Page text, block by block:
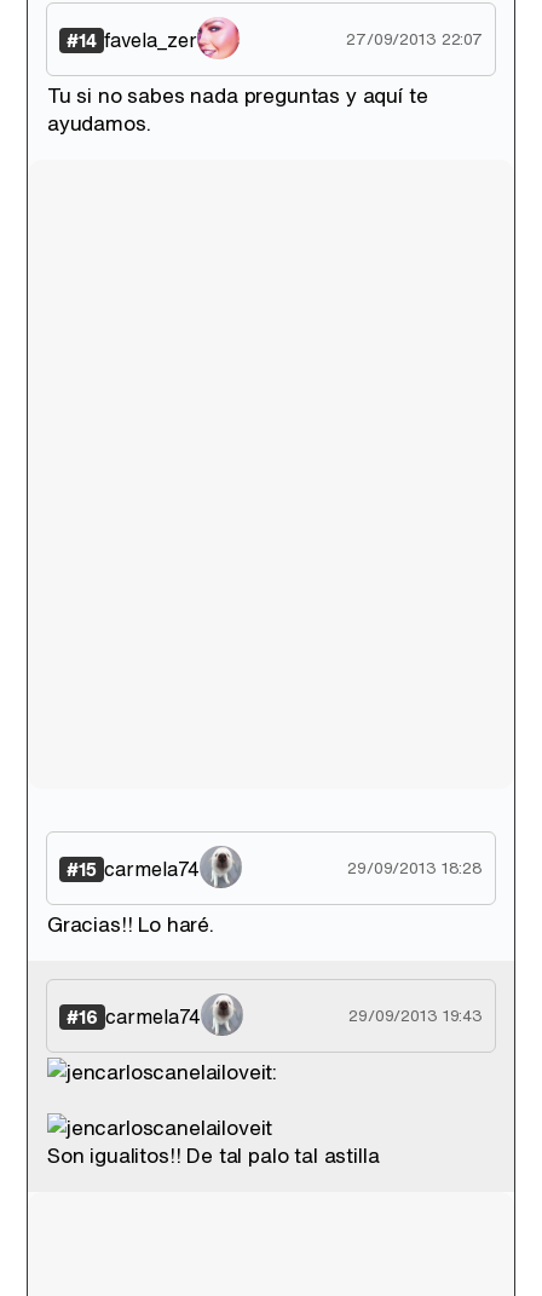
#14 favela_zer 27/09/2013 22:07
Tu si no sabes nada preguntas y aquí te
ayudamos.
#15 carmela74 29/09/2013 18:28
Gracias!! Lo haré.
#16 carmela74 29/09/2013 19:43
:
Son igualitos!! De tal palo tal astilla